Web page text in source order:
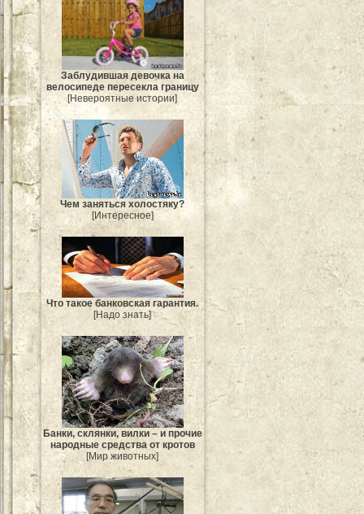
Заблудившая девочка на
велосипеде пересекла границу
[Невероятные истории]
Чем заняться холостяку?
[Интересное]
Что такое банковская гарантия.
[Надо знать]
Банки, склянки, вилки – и прочие
народные средства от кротов
[Мир животных]